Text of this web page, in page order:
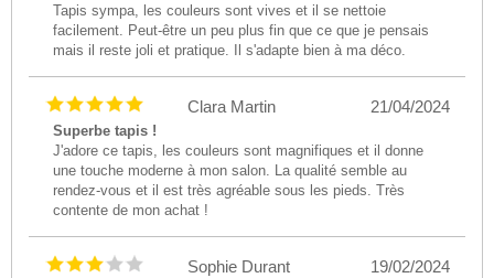
Tapis sympa, les couleurs sont vives et il se nettoie
facilement. Peut-être un peu plus fin que ce que je pensais
mais il reste joli et pratique. Il s'adapte bien à ma déco.
21/04/2024
Clara Martin
Superbe tapis !
J'adore ce tapis, les couleurs sont magnifiques et il donne
une touche moderne à mon salon. La qualité semble au
rendez-vous et il est très agréable sous les pieds. Très
contente de mon achat !
19/02/2024
Sophie Durant